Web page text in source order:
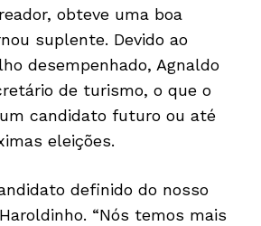
obteve uma boa
suplente. Devido ao
desempenhado, Agnaldo
de turismo, o que o
candidato futuro ou até
eleições.
definido do nosso
“Nós temos mais